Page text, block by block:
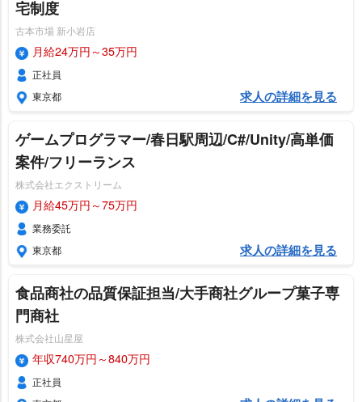
宅制度
古本市場 新小岩店
月給24万円～35万円
正社員
東京都
求人の詳細を見る
ゲームプログラマー/春日駅周辺/C#/Unity/高単価
案件/フリーランス
株式会社エクストリーム
月給45万円～75万円
業務委託
東京都
求人の詳細を見る
食品商社の品質保証担当/大手商社グループ菓子専
門商社
株式会社山星屋
年収740万円～840万円
正社員